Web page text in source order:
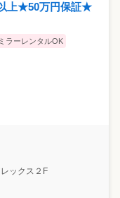
上★50万円保証★
ラーレンタルOK
ックス２F